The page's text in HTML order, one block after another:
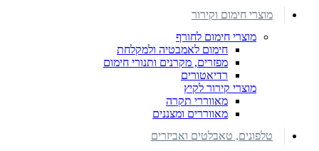
מוצרי חימום וקירור
מוצרי חימום לחורף
חימום לאמבטיה ולמקלחת
מפזרים, מקרנים ותנורי חימום
רדיאטורים
מוצרי קירור לקיץ
מאווררי תקרה
מאווררים ומצננים
טלפונים, טאבלטים ואביזרים